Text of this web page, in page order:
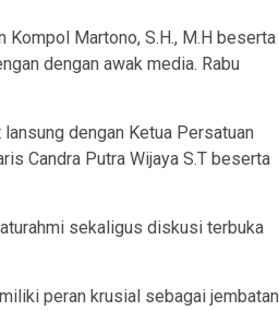
Kompol Martono, S.H., M.H beserta
dengan awak media. Rabu
dengan Ketua Persatuan
Candra Putra Wijaya S.T beserta
sekaligus diskusi terbuka
peran krusial sebagai jembatan